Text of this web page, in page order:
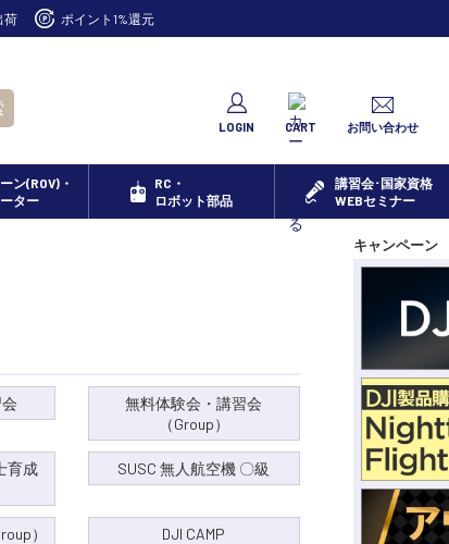
荷 ポイント1%還元
LOGIN CART お問い合わせ
ン(ROV)・
ター
RC・
ロボット部品
講習会･国家資格
WEBセミナー
キャンペーン
無料体験会・講習会
（Group）
育成
SUSC 無人航空機 〇級
） DJI CAMP